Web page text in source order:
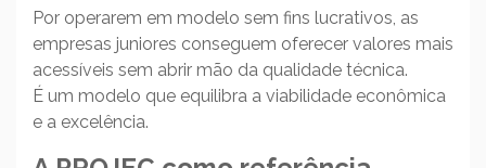
Por operarem em modelo sem fins lucrativos, as
empresas juniores conseguem oferecer valores mais
acessíveis sem abrir mão da qualidade técnica.
É um modelo que equilibra a viabilidade econômica
e a excelência.